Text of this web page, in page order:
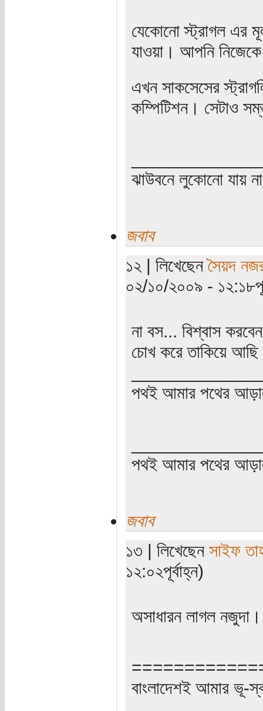
যেকোনো স্ট্রাগল এর
যাওয়া। আপনি
এখন সাকসেসের
কম্পিটিশন। সেটাও
ঝাউবনে লুকোনো যায় না
জবাব
১২ | লিখেছেনসৈয়দ
০২/১০/২০০৯ -
না বস... বিশ্বাস
চোখ করে তাকিয়ে আছি
পথই আমার পথের
পথই আমার পথের
জবাব
১৩ | লিখেছেন সাইফ
১২:০২পূর্বাহ্ন)
অসাধারন লাগল
বাংলাদেশই আমার ভূ-